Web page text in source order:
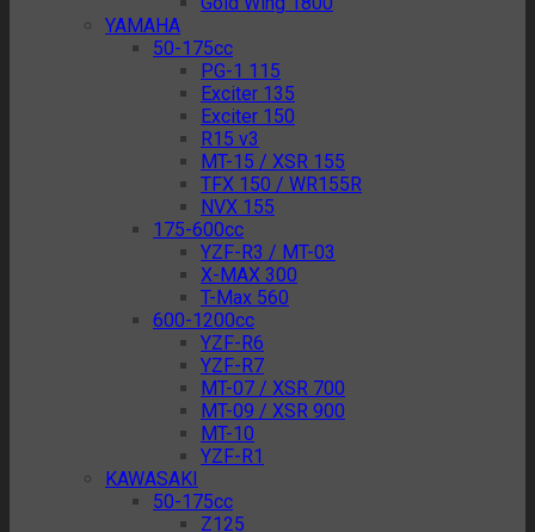
YAMAHA
50-175cc
PG-1 115
Exciter 135
Exciter 150
R15 v3
MT-15 / XSR 155
TFX 150 / WR155R
NVX 155
175-600cc
YZF-R3 / MT-03
X-MAX 300
T-Max 560
600-1200cc
YZF-R6
YZF-R7
MT-07 / XSR 700
MT-09 / XSR 900
MT-10
YZF-R1
KAWASAKI
50-175cc
Z125